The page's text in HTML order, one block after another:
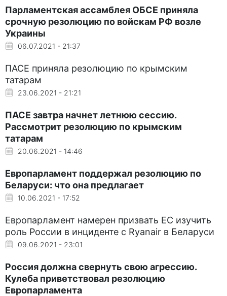
Парламентская ассамблея ОБСЕ приняла
срочную резолюцию по войскам РФ возле
Украины
06.07.2021 - 21:37
ПАСЕ приняла резолюцию по крымским
татарам
23.06.2021 - 21:21
ПАСЕ завтра начнет летнюю сессию.
Рассмотрит резолюцию по крымским
татарам
20.06.2021 - 14:46
Европарламент поддержал резолюцию по
Беларуси: что она предлагает
10.06.2021 - 17:52
Европарламент намерен призвать ЕС изучить
роль России в инциденте с Ryanair в Беларуси
09.06.2021 - 23:01
Россия должна свернуть свою агрессию.
Кулеба приветствовал резолюцию
Европарламента